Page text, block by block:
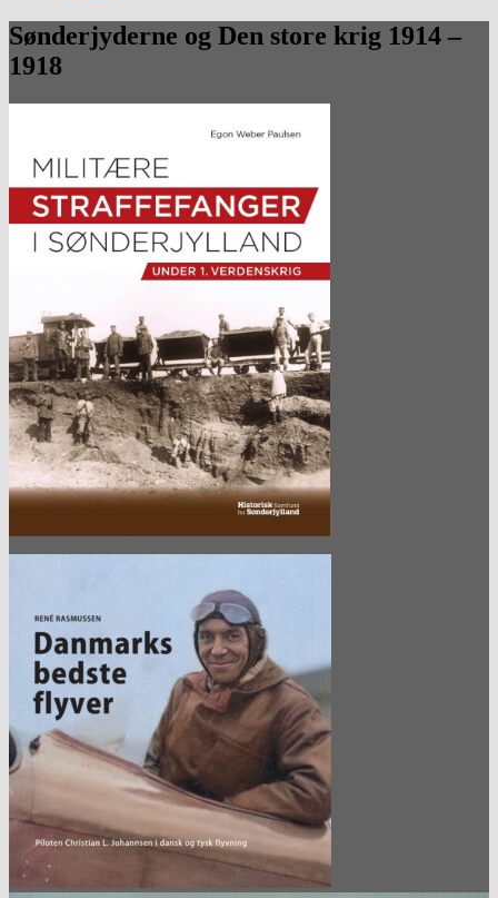
Sønderjyderne og Den store krig 1914 –
1918